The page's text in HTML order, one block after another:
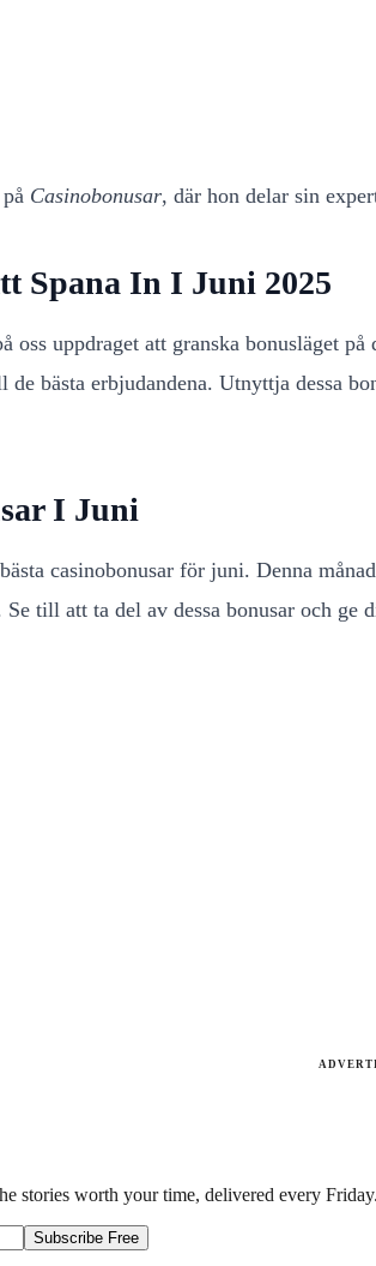
Casinobonusar, där hon delar sin
Spana In I Juni 2025
oss uppdraget att granska bonusläget
bästa erbjudandena. Utnyttja dessa
I Juni
casinobonusar för juni. Denna
till att ta del av dessa bonusar och ge
stories worth your time, delivered every Friday.
Subscribe Free